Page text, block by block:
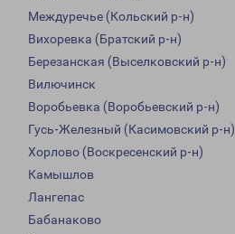
Междуречье (Кольский р-н)
Вихоревка (Братский р-н)
Березанская (Выселковский р-н)
Вилючинск
Воробьевка (Воробьевский р-н)
Гусь-Железный (Касимовский р-н)
Хорлово (Воскресенский р-н)
Камышлов
Лангепас
Бабанаково